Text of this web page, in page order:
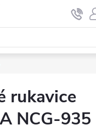
rukavice
NCG-935